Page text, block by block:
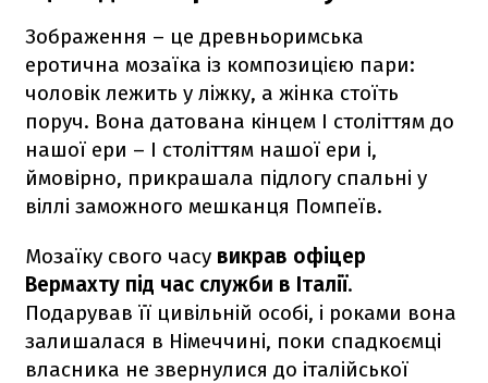
Зображення – це древньоримська
еротична мозаїка із композицією пари:
чоловік лежить у ліжку, а жінка стоїть
поруч. Вона датована кінцем I століттям до
нашої ери – I століттям нашої ери і,
ймовірно, прикрашала підлогу спальні у
віллі заможного мешканця Помпеїв.
Мозаїку свого часу викрав офіцер
Вермахту під час служби в Італії.
Подарував її цивільній особі, і роками вона
залишалася в Німеччині, поки спадкоємці
власника не звернулися до італійської